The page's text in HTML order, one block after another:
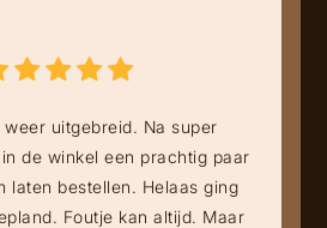
uitgebreid. Na super
de winkel een prachtig paar
laten bestellen. Helaas ging
Foutje kan altijd. Maar